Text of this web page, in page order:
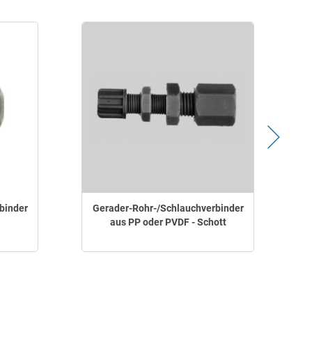
Gerader-Rohr-/Schlauchverbinder
aus PP oder PVDF - Schott